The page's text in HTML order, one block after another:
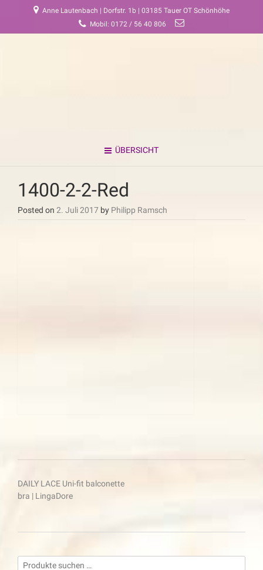
Anne Lautenbach | Dorfstr. 1b | 03185 Tauer OT Schönhöhe
Mobil: 0172 / 56 40 806
ÜBERSICHT
1400-2-2-Red
Posted on 2. Juli 2017 by Philipp Ramsch
Beitragsnavigation
DAILY LACE Uni-fit balconette
bra | LingaDore
Suchen